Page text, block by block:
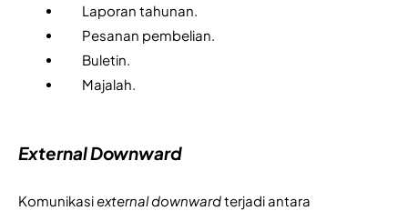
Laporan tahunan.
Pesanan pembelian.
Buletin.
Majalah.
External Downward
Komunikasi external downward terjadi antara